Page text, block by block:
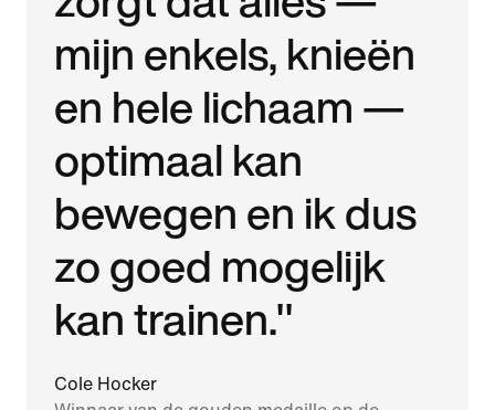
mijn enkels, knieën
en hele lichaam —
optimaal kan
bewegen en ik dus
zo goed mogelijk
kan trainen."
Cole Hocker